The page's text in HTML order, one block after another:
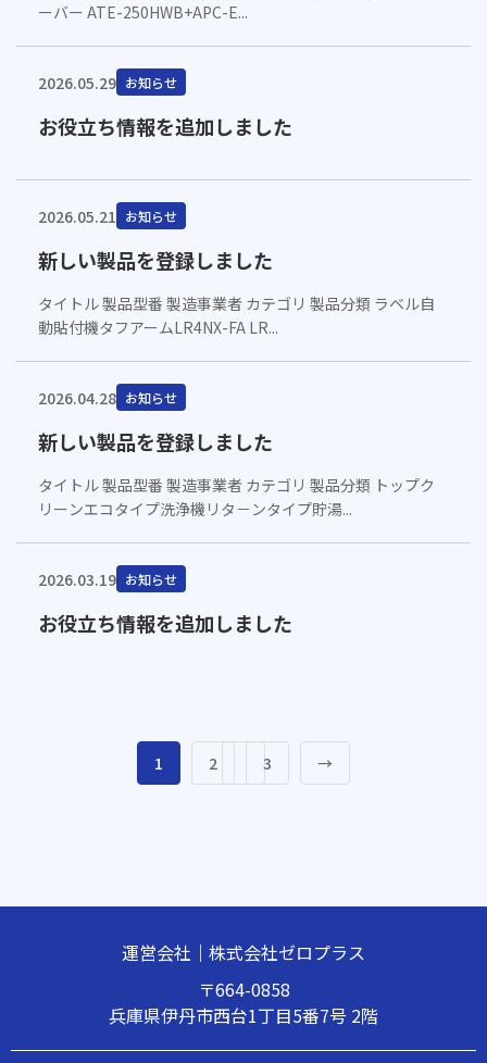
ーバー ATE-250HWB+APC-E...
2026.05.29 お知らせ
お役立ち情報を追加しました
2026.05.21 お知らせ
新しい製品を登録しました
タイトル 製品型番 製造事業者 カテゴリ 製品分類 ラベル自
動貼付機タフアームLR4NX-FA LR...
2026.04.28 お知らせ
新しい製品を登録しました
タイトル 製品型番 製造事業者 カテゴリ 製品分類 トップク
リーンエコタイプ洗浄機リタ－ンタイプ貯湯...
2026.03.19 お知らせ
お役立ち情報を追加しました
1 2 3 →
運営会社｜株式会社ゼロプラス
〒664-0858
兵庫県伊丹市西台1丁目5番7号 2階